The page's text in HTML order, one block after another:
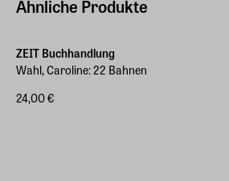
Ähnliche Produkte
ZEIT Buchhandlung
Wahl, Caroline: 22 Bahnen
24,00 €